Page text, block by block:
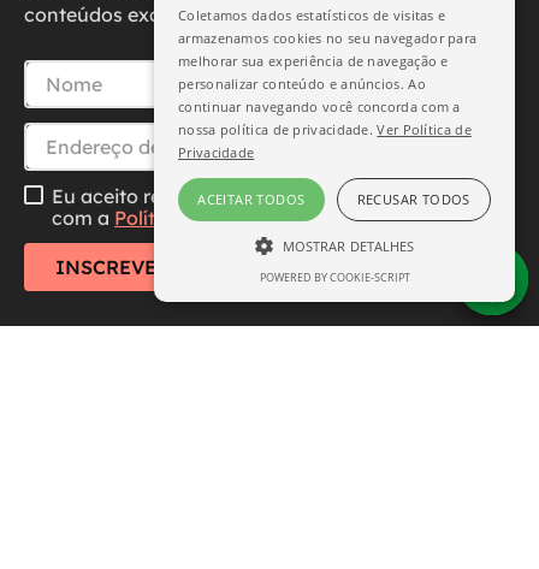
conteúdos exclusivos diretamente no seu e-mail.
Eu aceito receber essa newsletter, li e concordo
com a Política de Privacidade
INSCREVER-SE
Coletamos dados estatísticos de visitas e
armazenamos cookies no seu navegador para
melhorar sua experiência de navegação e
personalizar conteúdo e anúncios. Ao
continuar navegando você concorda com a
nossa política de privacidade.Ver Política de
Privacidade
ACEITAR TODOS RECUSAR TODOS
MOSTRAR DETALHES
ESTRITAMENTE NECESSÁRIO
POWERED BY COOKIE-SCRIPT